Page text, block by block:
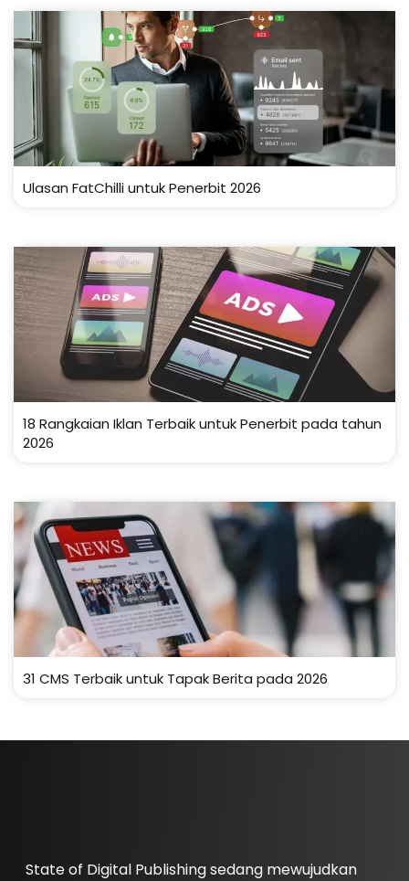
Ulasan FatChilli untuk Penerbit 2026
18 Rangkaian Iklan Terbaik untuk Penerbit pada tahun
2026
31 CMS Terbaik untuk Tapak Berita pada 2026
State of Digital Publishing sedang mewujudkan